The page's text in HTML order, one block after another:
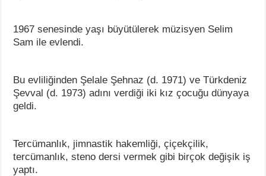
1967 senesinde yaşı büyütülerek müzisyen Selim
Sam ile evlendi.
Bu evliliğinden Şelale Şehnaz (d. 1971) ve Türkdeniz
Şevval (d. 1973) adını verdiği iki kız çocuğu dünyaya
geldi.
Tercümanlık, jimnastik hakemliği, çiçekçilik,
tercümanlık, steno dersi vermek gibi birçok değişik iş
yaptı.